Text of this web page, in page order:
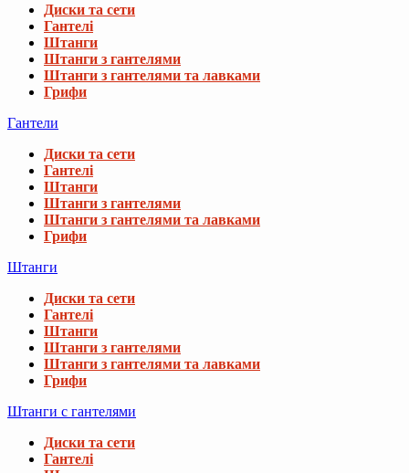
Диски та сети
Гантелі
Штанги
Штанги з гантелями
Штанги з гантелями та лавками
Грифи
Гантели
Диски та сети
Гантелі
Штанги
Штанги з гантелями
Штанги з гантелями та лавками
Грифи
Штанги
Диски та сети
Гантелі
Штанги
Штанги з гантелями
Штанги з гантелями та лавками
Грифи
Штанги с гантелями
Диски та сети
Гантелі